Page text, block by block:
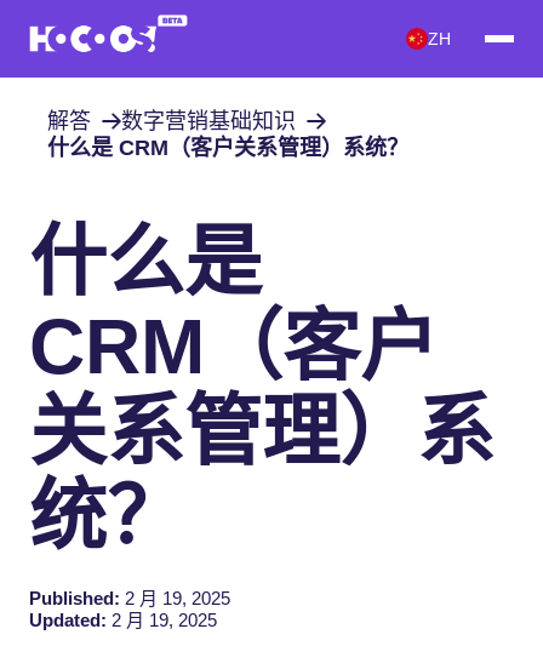
ZH
解答
数字营销基础知识
什么是 CRM（客户关系管理）系统？
什么是
CRM（客户
关系管理）系
统？
Published: 2 月 19, 2025
Updated: 2 月 19, 2025